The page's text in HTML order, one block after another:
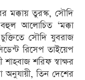
মক্কায় তুরস্ক, সৌদি
আলোচিত ‘মক্কা
চুক্তিতে সৌদি যুবরাজ
রিসেপ তাইয়েপ
শাহবাজ শরিফ স্বাক্ষর
অনুযায়ী, তিন দেশের